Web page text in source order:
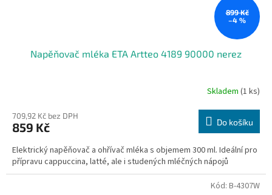
899 Kč
–4 %
Napěňovač mléka ETA Artteo 4189 90000 nerez
Skladem (1 ks)
709,92 Kč bez DPH
859 Kč Do košíku
Elektrický napěňovač a ohřívač mléka s objemem 300 ml. Ideální pro
přípravu cappuccina, latté, ale i studených mléčných nápojů
Kód: B-4307W